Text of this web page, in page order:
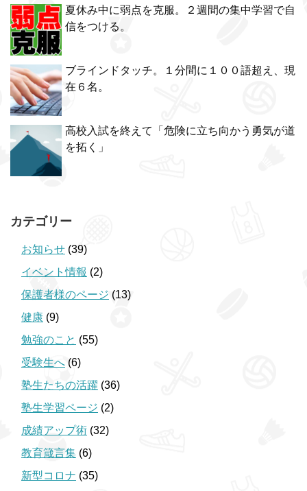
夏休み中に弱点を克服。２週間の集中学習で自
信をつける。
ブラインドタッチ。１分間に１００語超え、現
在６名。
高校入試を終えて「危険に立ち向かう勇気が道
を拓く」
カテゴリー
お知らせ (39)
イベント情報 (2)
保護者様のページ (13)
健康 (9)
勉強のこと (55)
受験生へ (6)
塾生たちの活躍 (36)
塾生学習ページ (2)
成績アップ術 (32)
教育箴言集 (6)
新型コロナ (35)